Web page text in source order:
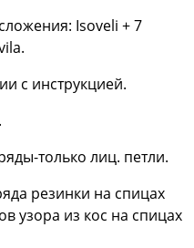
Isoveli + 7
с инструкцией.
только лиц. петли.
резинки на спицах
узора из кос на спицах